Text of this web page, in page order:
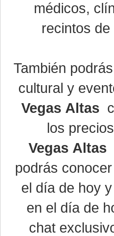
médicos,
recintos
También
cultural y
Vegas Altas
los
Vegas Altas
podrás
el día de hoy
en el día de
chat